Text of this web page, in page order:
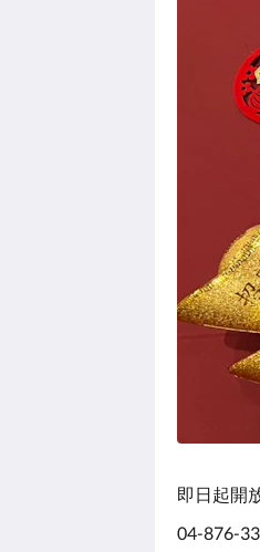
即日起開
04-876-